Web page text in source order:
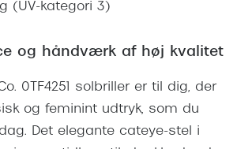
Cat eye
Runde
(UV-kategori 3)
og håndværk af høj kvalitet
0TF4251 solbriller er til dig, der
og feminint udtryk, som du
Det elegante cateye-stel i